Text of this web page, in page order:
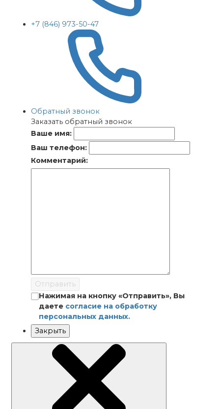
+7 (846) 973-50-47
Обратный звонок
Заказать обратный звонок
Ваше имя:
Ваш телефон:
Комментарий:
Отправить
Нажимая на кнопку «Отправить», Вы
даете согласие на обработку
персональных данных.
Закрыть